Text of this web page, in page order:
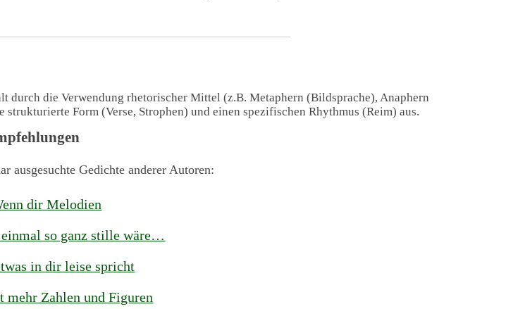
durch die Verwendung rhetorischer Mittel (z.B. Metaphern (Bildsprache), Anaphern
Form (Verse, Strophen) und einen spezifischen Rhythmus (Reim) aus.
ausgesuchte Gedichte anderer Autoren:
dir Melodien
einmal so ganz stille wäre…
in dir leise spricht
mehr Zahlen und Figuren